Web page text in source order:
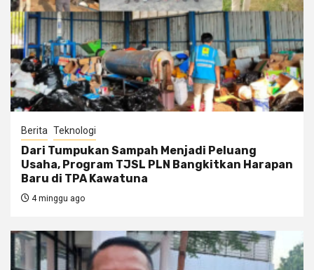
Berita Teknologi
Dari Tumpukan Sampah Menjadi Peluang
Usaha, Program TJSL PLN Bangkitkan Harapan
Baru di TPA Kawatuna
4 minggu ago